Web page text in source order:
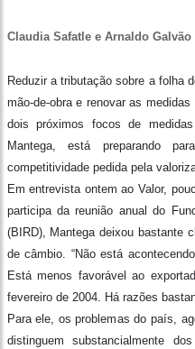
Claudia Safatle e Arnaldo Galvão
Reduzir a tributação sobre a folha
mão-de-obra e renovar as
dois próximos focos de
Mantega, está preparando
competitividade pedida pela
Em entrevista ontem ao Valor,
participa da reunião anual do
(BIRD), Mantega deixou bastante
de câmbio. “Não está
Está menos favorável ao
fevereiro de 2004. Há razões
Para ele, os problemas do país,
distinguem substancialmente